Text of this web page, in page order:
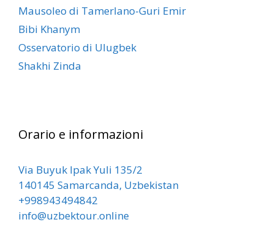
Mausoleo di Tamerlano-Guri Emir
Bibi Khanym
Osservatorio di Ulugbek
Shakhi Zinda
Orario e informazioni
Via Buyuk Ipak Yuli 135/2
140145 Samarcanda, Uzbekistan
+998943494842
info@uzbektour.online